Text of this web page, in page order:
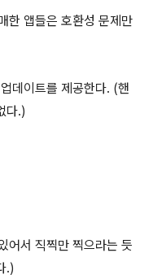
한 앱들은 호환성 문제만
데이트를 제공한다. (핸
다.)
어서 직찍만 찍으라는 듯
.)